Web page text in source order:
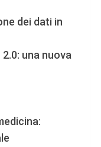
dei dati in
una nuova